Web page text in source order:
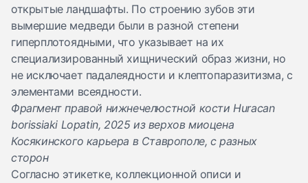
открытые ландшафты. По строению зубов эти
вымершие медведи были в разной степени
гиперплотоядными, что указывает на их
специализированный хищнический образ жизни, но
не исключает падалеядности и клептопаразитизма, с
элементами всеядности.
Фрагмент правой нижнечелюстной кости Huracan
borissiaki Lopatin, 2025 из верхов миоцена
Косякинского карьера в Ставрополе, с разных
сторон
Согласно этикетке, коллекционной описи и